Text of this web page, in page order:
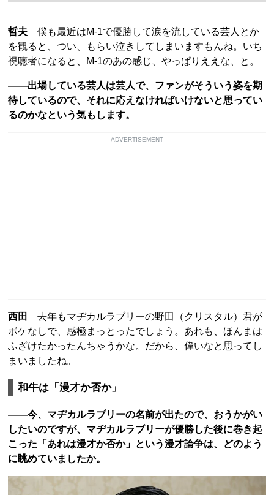
哲夫 僕も最近はM-1で優勝して涙を流している芸人とか
を観ると、つい、もらい泣きしてしまいますもんね。いち
視聴者になると、M-1のあの感じ、やっぱりええな、と。
――出場している芸人は芸人で、ファンがそういう姿を期
待しているので、それに応えなければいけないと思ってい
るのかなという気もします。
ADVERTISEMENT
西田
去年もマヂカルラブリーの野田（クリスタル）君が
ボケなしで、感極まっとったでしょう。あれも、ほんまは
ふざけたかったんちゃうかな。だから、偉いなと思ってし
まいましたね。
和牛は「漫才か否か」
――今、マヂカルラブリーの名前が出たので、おうかがい
したいのですが、マヂカルラブリーが優勝した後に巻き起
こった「あれは漫才か否か」という漫才論争は、どのよう
に眺めていましたか。